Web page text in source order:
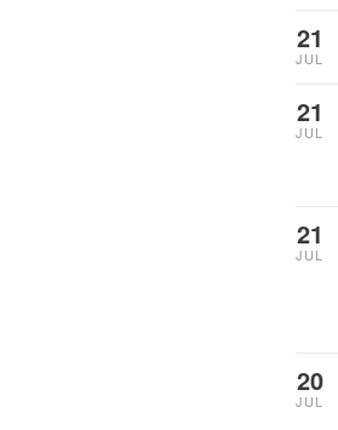
21
JUL
21
JUL
21
JUL
20
JUL